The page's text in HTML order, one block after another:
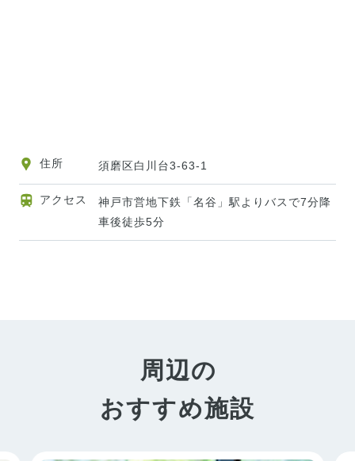
住所 須磨区白川台3-63-1
アクセス
神戸市営地下鉄「名谷」駅よりバスで7分降
車後徒歩5分
周辺の
おすすめ施設